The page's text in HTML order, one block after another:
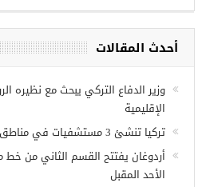
أحدث المقالات
وزير الدفاع التركي يبحث مع نظيره
الإقليمية
تركيا تنشئ 3 مستشفيات في مناطق درع الفرات بسوريا
أردوغان يفتتح القسم الثاني من
الأحد المقبل